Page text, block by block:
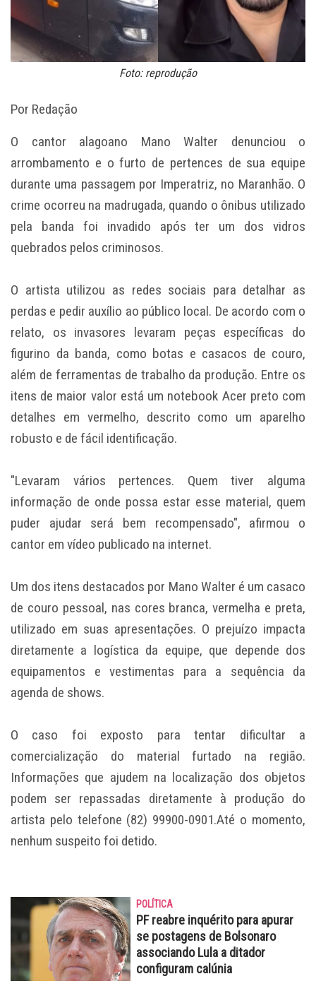
Foto: reprodução
Por Redação
O cantor alagoano Mano Walter denunciou o
arrombamento e o furto de pertences de sua equipe
durante uma passagem por Imperatriz, no Maranhão. O
crime ocorreu na madrugada, quando o ônibus utilizado
pela banda foi invadido após ter um dos vidros
quebrados pelos criminosos.
O artista utilizou as redes sociais para detalhar as
perdas e pedir auxílio ao público local. De acordo com o
relato, os invasores levaram peças específicas do
figurino da banda, como botas e casacos de couro,
além de ferramentas de trabalho da produção. Entre os
itens de maior valor está um notebook Acer preto com
detalhes em vermelho, descrito como um aparelho
robusto e de fácil identificação.
"Levaram vários pertences. Quem tiver alguma
informação de onde possa estar esse material, quem
puder ajudar será bem recompensado", afirmou o
cantor em vídeo publicado na internet.
Um dos itens destacados por Mano Walter é um casaco
de couro pessoal, nas cores branca, vermelha e preta,
utilizado em suas apresentações. O prejuízo impacta
diretamente a logística da equipe, que depende dos
equipamentos e vestimentas para a sequência da
agenda de shows.
O caso foi exposto para tentar dificultar a
comercialização do material furtado na região.
Informações que ajudem na localização dos objetos
podem ser repassadas diretamente à produção do
artista pelo telefone (82) 99900-0901.Até o momento,
nenhum suspeito foi detido.
POLÍTICA
PF reabre inquérito para apurar
se postagens de Bolsonaro
associando Lula a ditador
configuram calúnia